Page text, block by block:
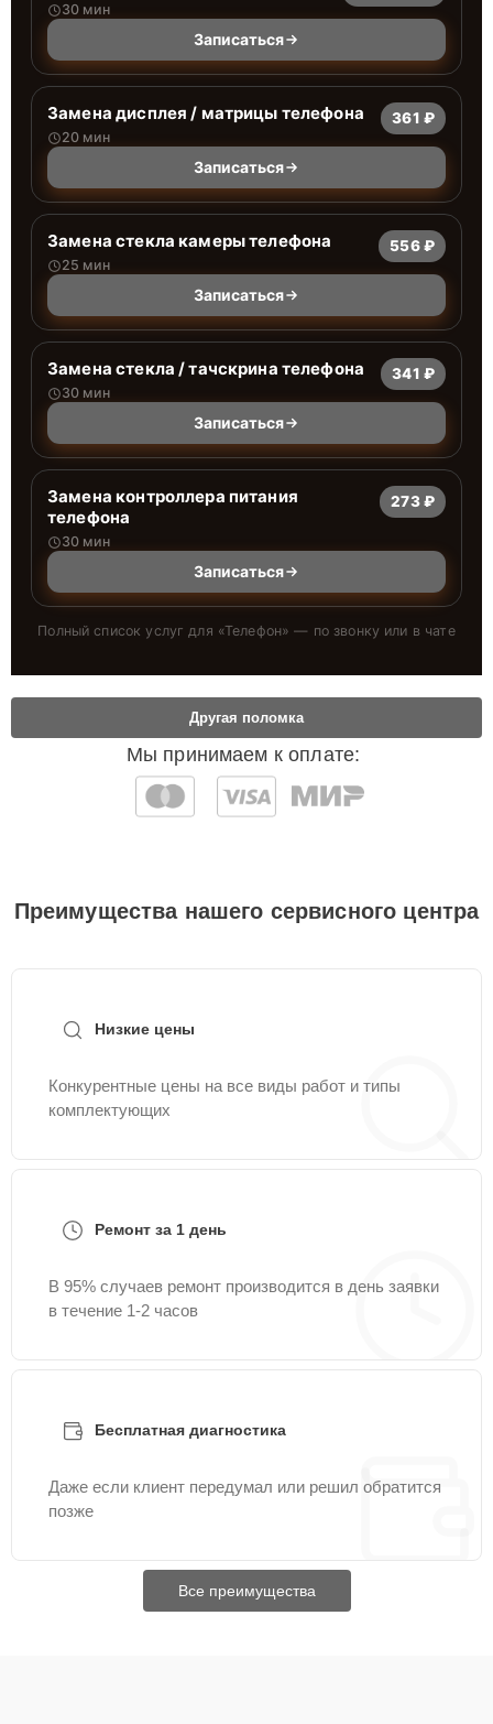
30 мин
Записаться
Замена дисплея / матрицы телефона
20 мин
361 ₽
Записаться
Замена стекла камеры телефона
25 мин
556 ₽
Записаться
Замена стекла / тачскрина телефона
30 мин
341 ₽
Записаться
Замена контроллера питания
телефона
30 мин
273 ₽
Записаться
Полный список услуг для «Телефон» — по звонку или в чате
Мы принимаем к оплате:
Другая поломка
Преимущества нашего сервисного центра
Низкие цены
Конкурентные цены на все виды работ и типы
комплектующих
Ремонт за 1 день
В 95% случаев ремонт производится в день заявки
в течение 1-2 часов
Бесплатная диагностика
Даже если клиент передумал или решил обратится
позже
Все преимущества